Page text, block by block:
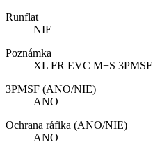
Runflat
NIE
Poznámka
XL FR EVC M+S 3PMSF
3PMSF (ANO/NIE)
ANO
Ochrana ráfika (ANO/NIE)
ANO